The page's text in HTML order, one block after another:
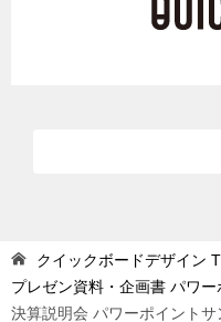
クイックボードデザイン
プレゼン資料・企画書 パワー
決算説明会 パワーポイントサ